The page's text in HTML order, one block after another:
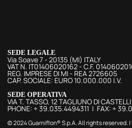
SEDE LEGALE
Via Soave 7 - 20135 (MI) ITALY
VAT N. IT01406020162 - C.F.
REG. IMPRESE DI MI - REA 2726605
CAP. SOCIALE: EURO 10.000.000 I.V.
SEDE OPERATIVA
VIA T. TASSO, 12 TAGLIUNO DI
PHONE: + 39.035.4494311 | FAX: +
© 2024 Guarniflon® S.p.A. All rights reserved. |